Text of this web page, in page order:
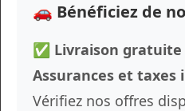
🚗 Bénéficiez de
✅ Livraison gratuite
Assurances et taxes
Vérifiez nos offres